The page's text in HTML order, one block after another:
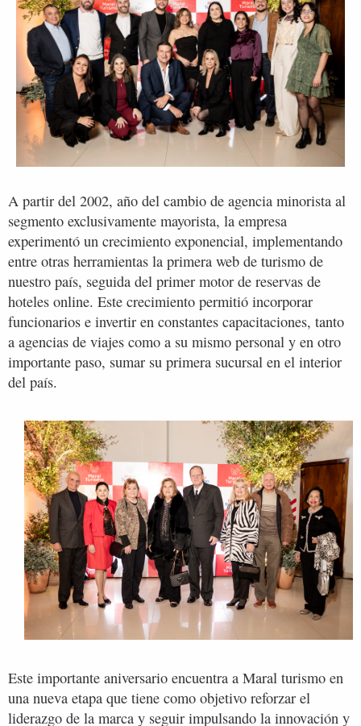
A partir del 2002, año del cambio de agencia minorista al
segmento exclusivamente mayorista, la empresa
experimentó un crecimiento exponencial, implementando
entre otras herramientas la primera web de turismo de
nuestro país, seguida del primer motor de reservas de
hoteles online. Este crecimiento permitió incorporar
funcionarios e invertir en constantes capacitaciones, tanto
a agencias de viajes como a su mismo personal y en otro
importante paso, sumar su primera sucursal en el interior
del país.
Este importante aniversario encuentra a Maral turismo en
una nueva etapa que tiene como objetivo reforzar el
liderazgo de la marca y seguir impulsando la innovación y